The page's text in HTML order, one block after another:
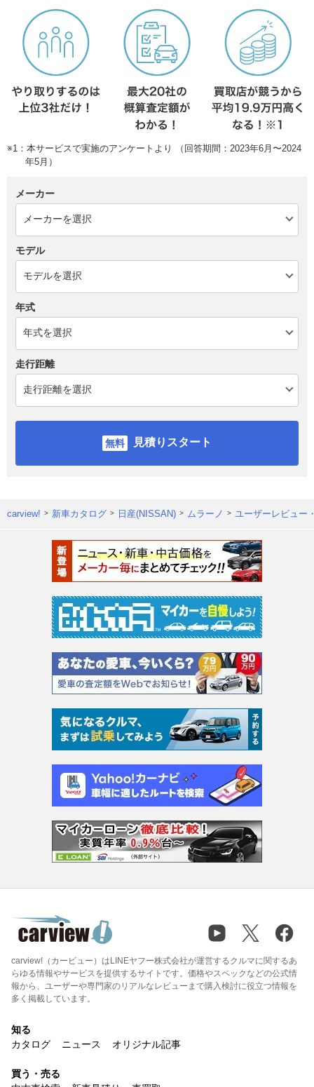
※1：本サービスで実施のアンケートより （回答期間：2023年6月〜2024
年5月）
メーカー
モデル
年式
走行距離
見積りスタート
carview! 新車カタログ 日産(NISSAN) ムラーノ ユーザーレビュー
carview!（カービュー）はLINEヤフー株式会社が運営するクルマに関するあ
らゆる情報やサービスを提供するサイトです。価格やスペックなどの公式情
報から、ユーザーや専門家のリアルなレビューまで購入検討に役立つ情報を
多く掲載しています。
知る
カタログ
ニュース オリジナル記事
買う・売る